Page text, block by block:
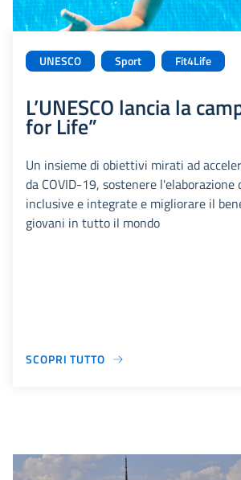
UNESCO Sport Fit4Life
L’UNESCO lancia la
for Life”
Un insieme di obiettivi mirati ad
da COVID-19, sostenere
inclusive e integrate e migliorare il
giovani in tutto il mondo
SCOPRI TUTTO